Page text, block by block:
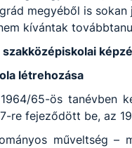
megyéből is
kívántak
létrehozása
65-ös tanévben
re fejeződött be, az
műveltség